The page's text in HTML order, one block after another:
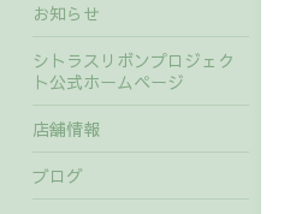
お知らせ
シトラスリボンプロジェク
ト公式ホームページ
店舗情報
ブログ